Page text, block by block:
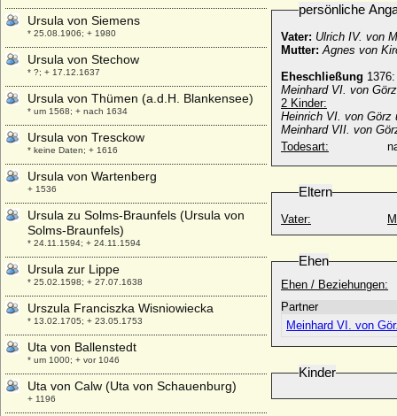
persönliche
Vater: Ulrich IV. von
Mutter: Agnes von
Eheschließung 1376:
Meinhard VI. von
2 Kinder:
Heinrich VI. von Görz
Meinhard VII. von
Todesart:
Eltern
Vater:
Ehen
Ehen / Beziehungen:
Partner
Meinhard VI. von
Kinder
Ursula von Siemens
* 25.08.1906; + 1980
Ursula von Stechow
* ?; + 17.12.1637
Ursula von Thümen (a.d.H. Blankensee)
* um 1568; + nach 1634
Ursula von Tresckow
* keine Daten; + 1616
Ursula von Wartenberg
+ 1536
Ursula zu Solms-Braunfels (Ursula von
Solms-Braunfels)
* 24.11.1594; + 24.11.1594
Ursula zur Lippe
* 25.02.1598; + 27.07.1638
Urszula Franciszka Wisniowiecka
* 13.02.1705; + 23.05.1753
Uta von Ballenstedt
* um 1000; + vor 1046
Uta von Calw (Uta von Schauenburg)
+ 1196